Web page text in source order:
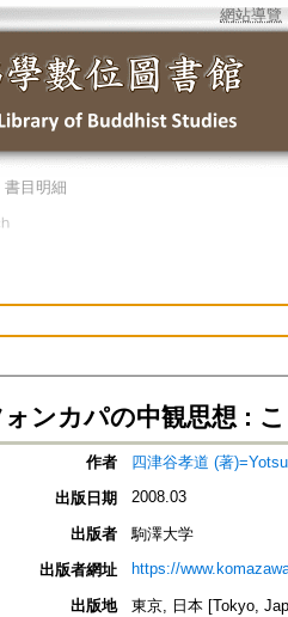
網站導覽
書目明細
ォンカパの中観思想 :
作者
四津谷孝道 (著
出版日期
2008.03
出版者
駒澤大学
出版者網址
https://
出版地
東京, 日本 [Tokyo,